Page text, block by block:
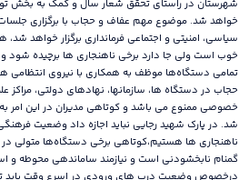
شهرستان در راستای تحقق شعار سال و کمک به بخش
خواهد شد. موضوع مهم عفاف و حجاب با برگزاری
سیاسی، امنیتی و اجتماعی فرمانداری برگزار خواهد
خوب است ولی جا دارد برخی ناهنجاری ها برچیده شود
تمامی دستگاه‌ها موظف به همکاری با نیروی انتظامی
حجاب در دستگاه ها، سازمانها، نهادهای دولتی،
خصوصی ممنوع می باشد و کوتاهی مدیران در این امر
شد. در پارک شهید رجایی نباید اجازه داد وضعیت
ناهنجاری ها هستیم،کوتاهی برخی دستگاه‌ها متولی
گمنام نابخشودنی است و نیازمند ساماندهی محوطه و
درخصوص وضعیت درب های ورودی در اسرع وقت باید